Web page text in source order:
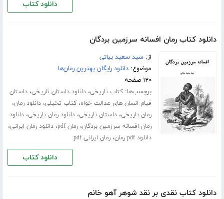
دانلود کتاب
دانلود کتاب رمان افسانه سرزمین بردگان
از:سید سعید بیاتی
موضوع:دانلود رایگان بهترین رمان‌ها
۱۲۰ صفحه
برچسب‌ها:کتاب تاریخی،دانلود داستان تاریخی،داستان
قیام انسان های عدالت خواه،کتاب تخیلی،دانلود رمان،
رمان تاریخی،داستان تاریخی،دانلود رمان تاریخی،دانلود
رمان افسانه سرزمین بردگان،رمان pdf ،دانلود رمان ایرانی،
دانلود pdf رمان ،رمان ایرانی pdf
دانلود کتاب
دانلود کتاب نقدی بر نقد شوهر آهو خانم